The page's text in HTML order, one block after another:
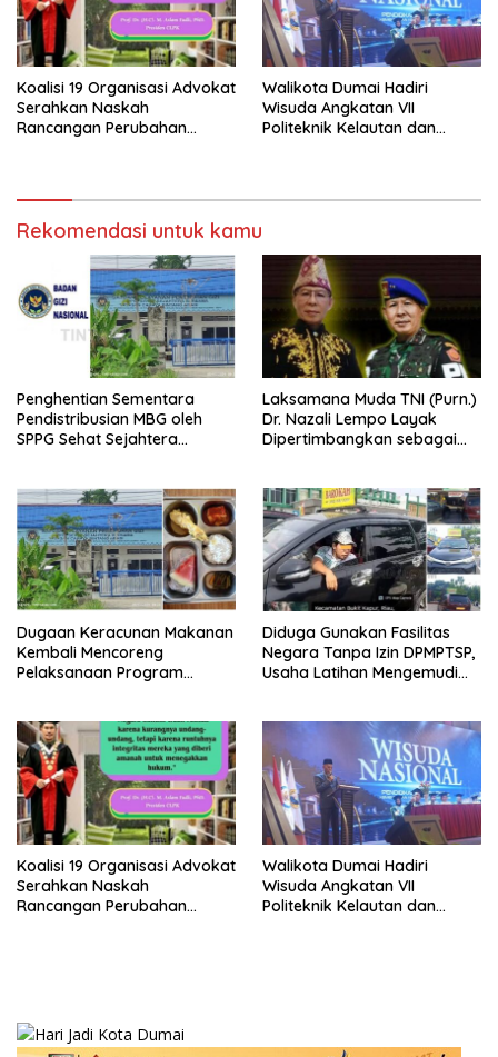
Koalisi 19 Organisasi Advokat
Serahkan Naskah
Rancangan Perubahan
Walikota Dumai Hadiri
Wisuda Angkatan VII
Politeknik Kelautan dan
Rekomendasi untuk kamu
Penghentian Sementara
Pendistribusian MBG oleh
SPPG Sehat Sejahtera
Laksamana Muda TNI (Purn.)
Dr. Nazali Lempo Layak
Dipertimbangkan sebagai
Berkompromi terhadap
Penegakan Hukum
Dugaan Keracunan Makanan
Kembali Mencoreng
Pelaksanaan Program
Bersama Kota Dumai
Diduga Gunakan Fasilitas
Negara Tanpa Izin DPMPTSP,
Usaha Latihan Mengemudi
Koalisi 19 Organisasi Advokat
Serahkan Naskah
Rancangan Perubahan
Walikota Dumai Hadiri
Wisuda Angkatan VII
Politeknik Kelautan dan